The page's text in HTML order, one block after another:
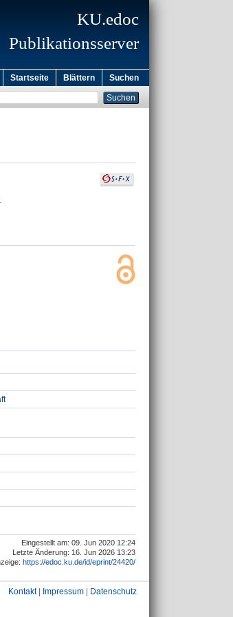
KU.edoc
Publikationsserver
Startseite Blättern Suchen
Eingestellt am: 09. Jun 2020 12:24
Letzte Änderung: 16. Jun 2026 13:23
https://edoc.ku.de/id/eprint/24420/
Kontakt| Impressum Datenschutz